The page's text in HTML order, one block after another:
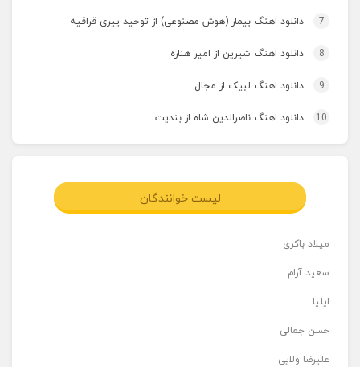
7 دانلود اهنگ بیمار (هوش مصنوعی) از توحید پیری قراقیه
8 دانلود اهنگ شیرین از امیر هناره
9 دانلود اهنگ لبیک از مجال
10 دانلود اهنگ ناصرالدین شاه از بندیت
لیست خوانندگان
میلاد باکری
سعید آرام
ایلیا
حسن جمالی
علیرضا ولایی